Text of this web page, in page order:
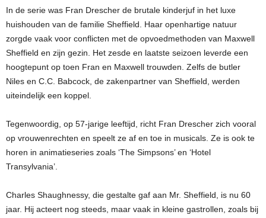
In de serie was Fran Drescher de brutale kinderjuf in het luxe
huishouden van de familie Sheffield. Haar openhartige natuur
zorgde vaak voor conflicten met de opvoedmethoden van Maxwell
Sheffield en zijn gezin. Het zesde en laatste seizoen leverde een
hoogtepunt op toen Fran en Maxwell trouwden. Zelfs de butler
Niles en C.C. Babcock, de zakenpartner van Sheffield, werden
uiteindelijk een koppel.
Tegenwoordig, op 57-jarige leeftijd, richt Fran Drescher zich vooral
op vrouwenrechten en speelt ze af en toe in musicals. Ze is ook te
horen in animatieseries zoals ‘The Simpsons’ en ‘Hotel
Transylvania’.
Charles Shaughnessy, die gestalte gaf aan Mr. Sheffield, is nu 60
jaar. Hij acteert nog steeds, maar vaak in kleine gastrollen, zoals bij